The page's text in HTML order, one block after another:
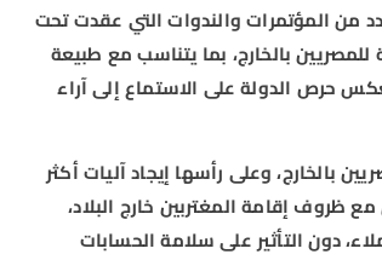
من المؤتمرات والندوات التي عقدت تحت
بالخارج، بما يتناسب مع طبيعة
حرص الدولة على الاستماع إلى آراء
بالخارج، وعلى رأسها إيجاد آليات أكثر
ظروف إقامة المغتربين خارج البلاد،
دون التأثير على سلامة الحسابات